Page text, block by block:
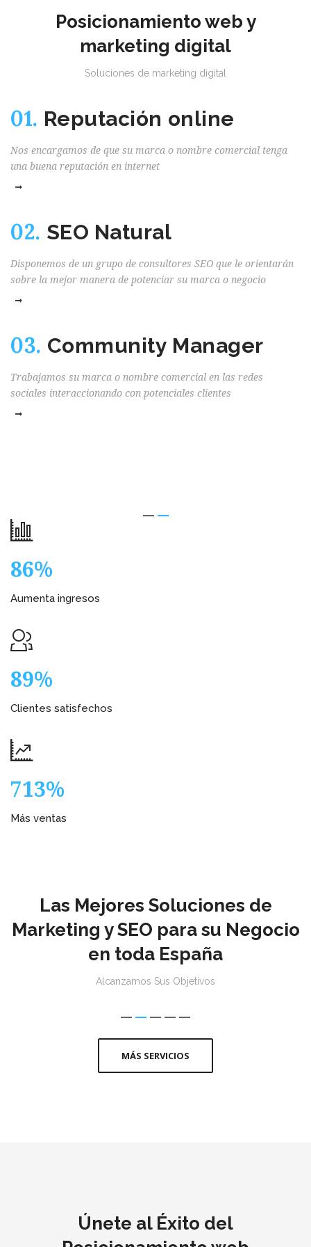
Posicionamiento web y
marketing digital
Soluciones de marketing digital
01. Reputación online
Nos encargamos de que su marca o nombre comercial tenga
una buena reputación en internet
02. SEO Natural
Disponemos de un grupo de consultores SEO que le orientarán
sobre la mejor manera de potenciar su marca o negocio
03. Community Manager
Trabajamos su marca o nombre comercial en las redes
sociales interaccionando con potenciales clientes
97%
Aumenta ingresos
100%
Clientes satisfechos
800%
Más ventas
Las Mejores Soluciones de
Marketing y SEO para su Negocio
en toda España
Alcanzamos Sus Objetivos
MÁS SERVICIOS
Únete al Éxito del